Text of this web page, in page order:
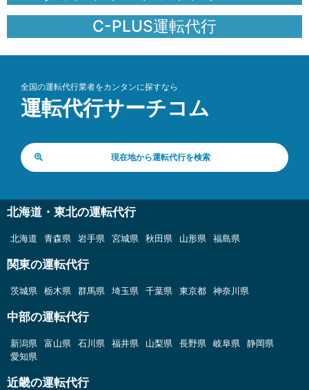
C-PLUS運転代行
全国の運転代行業者をカンタンに探すなら
運転代行サーチコム
現在地から運転代行を検索
北海道・東北の運転代行
北海道 青森県 岩手県 宮城県 秋田県 山形県 福島県
関東の運転代行
茨城県 栃木県 群馬県 埼玉県 千葉県 東京都 神奈川県
中部の運転代行
新潟県 富山県 石川県 福井県 山梨県 長野県 岐阜県
静岡県
愛知県
近畿の運転代行